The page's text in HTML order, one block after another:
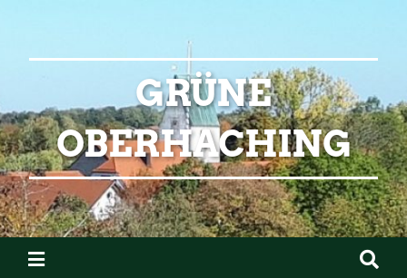
GRÜNE
OBERHACHING